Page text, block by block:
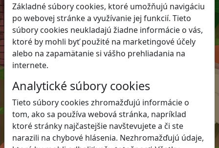
Základné súbory cookies, ktoré umožňujú navigáciu
po webovej stránke a využívanie jej funkcií. Tieto
súbory cookies neukladajú žiadne informácie o vás,
ktoré by mohli byť použité na marketingové účely
alebo na zapamätanie si vášho prehliadania na
internete.
Analytické súbory cookies
Tieto súbory cookies zhromažďujú informácie o
tom, ako sa používa webová stránka, napríklad
ktoré stránky najčastejšie navštevujete a či ste
narazili na chybové hlásenia. Nezhromažďujú údaje,